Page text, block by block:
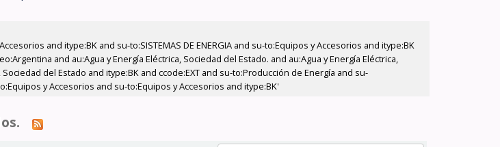
and itype:BK and su-to:SISTEMAS DE ENERGIA and su-to:Equipos y Accesorios and itype:BK
and au:Agua y Energía Eléctrica, Sociedad del Estado. and au:Agua y Energía Eléctrica,
del Estado and itype:BK and ccode:EXT and su-to:Producción de Energía and su-
y Accesorios and su-to:Equipos y Accesorios and itype:BK'